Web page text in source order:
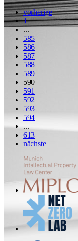
vorherige
1
...
585
586
587
588
589
590
591
592
593
594
...
613
nächste